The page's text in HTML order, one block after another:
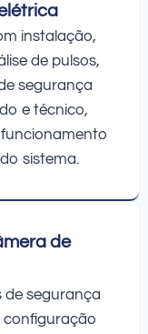
instalação,
de pulsos,
segurança
e técnico,
sistema.
de
de segurança